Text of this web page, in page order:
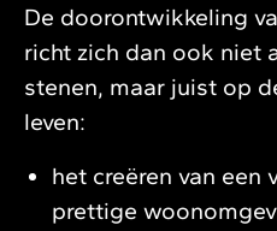
De doorontwikkeling
richt zich dan ook niet
stenen, maar juist op
leven:
het creëren van een
prettige